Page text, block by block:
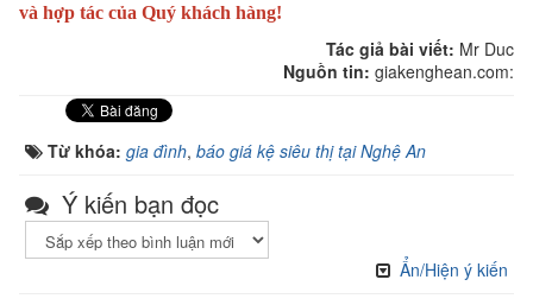
và hợp tác của Quý khách hàng!
Tác giả bài viết: Mr Duc
Nguồn tin: giakenghean.com:
Từ khóa: gia đình, báo giá kệ siêu thị tại Nghệ An
Ý kiến bạn đọc
Ẩn/Hiện ý kiến